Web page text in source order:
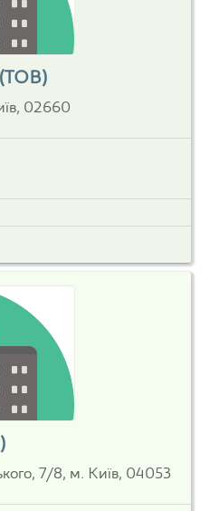
02660
7/8, м. Київ, 04053